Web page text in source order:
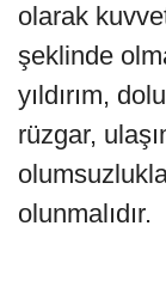
olarak
şeklinde
yıldırım,
rüzgar,
olunmalıdır.